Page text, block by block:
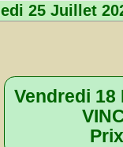
25 Juillet
Vendredi 18